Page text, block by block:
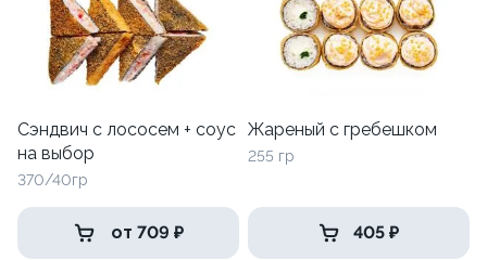
Сэндвич с лососем + соус
на выбор
370/40гр
от 709 ₽
Жареный с гребешком
255 гр
405 ₽